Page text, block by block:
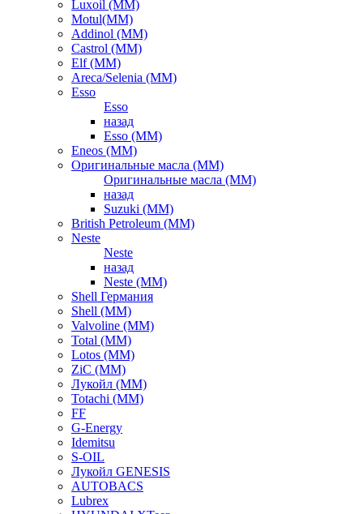
Luxoil (ММ)
Motul(ММ)
Addinol (ММ)
Castrol (ММ)
Elf (ММ)
Areca/Selenia (ММ)
Esso
Esso
назад
Esso (ММ)
Eneos (ММ)
Оригинальные масла (ММ)
Оригинальные масла (ММ)
назад
Suzuki (ММ)
British Petroleum (ММ)
Neste
Neste
назад
Neste (ММ)
Shell Германия
Shell (ММ)
Valvoline (ММ)
Total (ММ)
Lotos (ММ)
ZiC (ММ)
Лукойл (ММ)
Totachi (MM)
FF
G-Energy
Idemitsu
S-OIL
Лукойл GENESIS
AUTOBACS
Lubrex